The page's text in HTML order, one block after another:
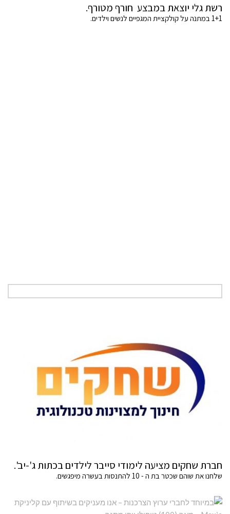
רשת גלי יוצאת במבצע חורף מטורף.
1+1 במתנה על קולקציית המגפיים לנשים וילדים.
חברת שחקים מציעה לימודי סייבר לילדים בכתות ג'-יב'.
שלחנו את שוהם שכטר בת ה - 10 להתנסות בעשרה מיפגשים.